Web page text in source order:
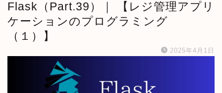
Flask（Part.39）｜ 【レジ管理アプリ
ケーションのプログラミング
（１）】
2025年4月1日